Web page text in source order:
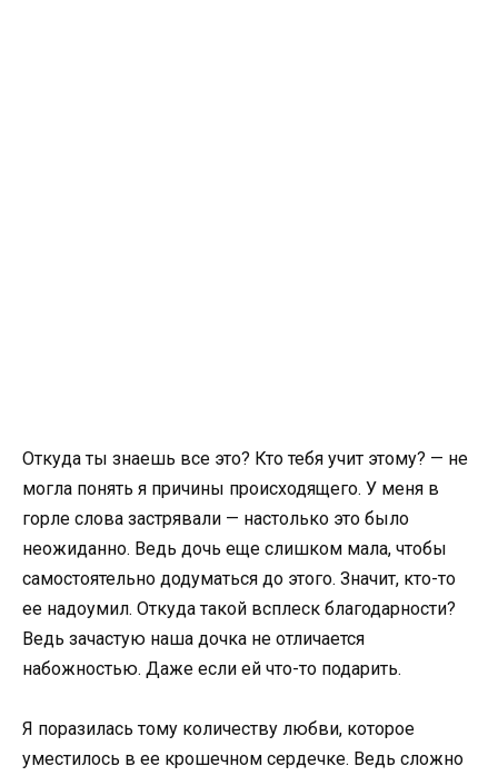
Откуда ты знаешь все это? Кто тебя учит этому? — не
могла понять я причины происходящего. У меня в
горле слова застрявали — настолько это было
неожиданно. Ведь дочь еще слишком мала, чтобы
самостоятельно додуматься до этого. Значит, кто-то
ее надоумил. Откуда такой всплеск благодарности?
Ведь зачастую наша дочка не отличается
набожностью. Даже если ей что-то подарить.
Я поразилась тому количеству любви, которое
уместилось в ее крошечном сердечке. Ведь сложно